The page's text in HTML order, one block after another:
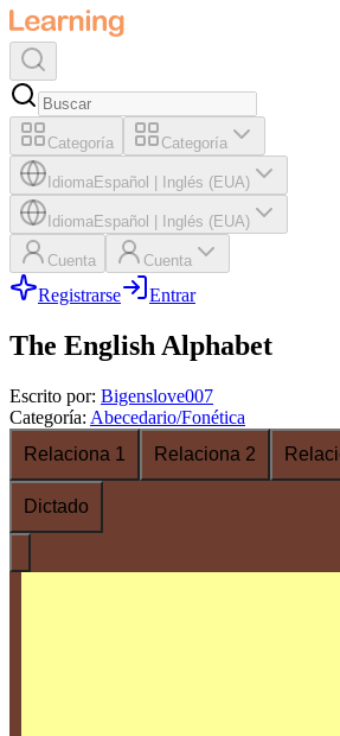
Categoría Categoría
IdiomaEspañol Inglés (EUA)
IdiomaEspañol Inglés (EUA)
Cuenta Cuenta
Registrarse Entrar
The English Alphabet
Escrito por: Bigenslove007
Categoría: Abecedario/Fonética
Relaciona 1
Relaciona 2
Dictado